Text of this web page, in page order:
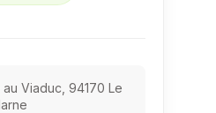
au Viaduc, 94170 Le